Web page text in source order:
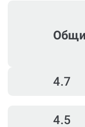
4.7
4.5